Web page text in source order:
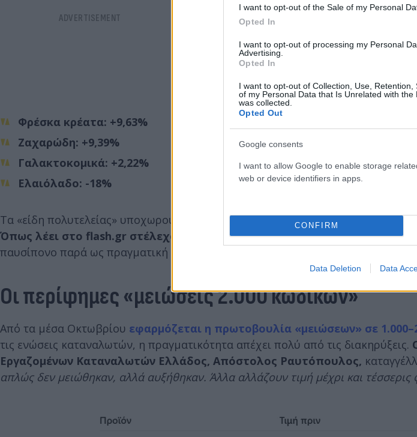
I want to opt-out of the Sale of my Personal
Opted In
I want to opt-out of processing my Personal
Advertising.
Opted In
I want to opt-out of Collection, Use, Retention,
of my Personal Data that Is Unrelated with the
was collected.
Opted Out
Google consents
I want to allow Google to enable storage
web or device identifiers in apps.
CONFIRM
Data Deletion Data
Φρέσκα κρέατα: +9,63%
Ζαχαρώδη: +9,39%
Γαλακτοκομικά: +2,22%
Ελαιόλαδο: -18%
Τα «είδη πολυτελείας» υποχωρούν, αλλά τα βασικά –κρέας, ψωμί, γάλα–
Όπως λέει στο flash.gr στέλεχος μεγάλης αλυσίδας:«Οι προσφορές
παυσίπονο παρά ως πραγματική ανακούφιση».
Οι περίφημες «μειώσεις 2.000 κωδικών»
Από τα μέσα Οκτωβρίου εφαρμόζεται η πρωτοβουλία «μειώσεων» σε
τις ενώσεις καταναλωτών, η πραγματικότητα απέχει πολύ από τις διακηρύξεις.
Εργαζομένων Καταναλωτών Ελλάδος, Απόστολος Ραυτόπουλος,
απλώς δεν μειώθηκαν, αλλά αυξήθηκαν. Άλλα αλλάζουν τιμή μέχρι και